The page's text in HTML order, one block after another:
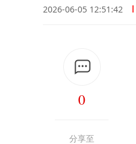
2026-06-05 12:51:42
0
分享至